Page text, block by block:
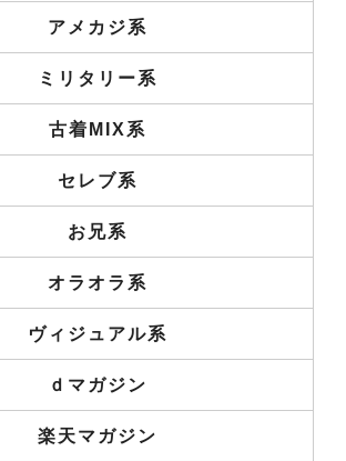
アメカジ系
ミリタリー系
古着MIX系
セレブ系
お兄系
オラオラ系
ヴィジュアル系
ｄマガジン
楽天マガジン